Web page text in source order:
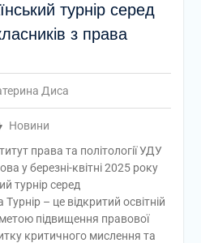
турнір серед
з права
Диса
Новини
права та політології УДУ
у березні-квітні 2025 року
турнір серед
– це відкритий освітній
підвищення правової
критичного мислення та